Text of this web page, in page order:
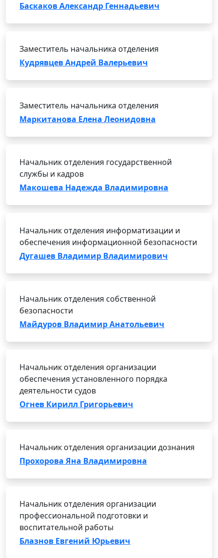
Баскаков Александр Геннадьевич
Заместитель начальника отделения
Кудрявцев Андрей Валерьевич
Заместитель начальника отделения
Маркитанова Елена Леонидовна
Начальник отделения государственной
службы и кадров
Макошева Надежда Владимировна
Начальник отделения информатизации и
обеспечения информационной безопасности
Дугашев Владимир Владимирович
Начальник отделения собственной
безопасности
Майдуров Владимир Анатольевич
Начальник отделения организации
обеспечения установленного порядка
деятельности судов
Огнев Кирилл Григорьевич
Начальник отделения организации дознания
Прохорова Яна Владимировна
Начальник отделения организации
профессиональной подготовки и
воспитательной работы
Блазнов Евгений Юрьевич